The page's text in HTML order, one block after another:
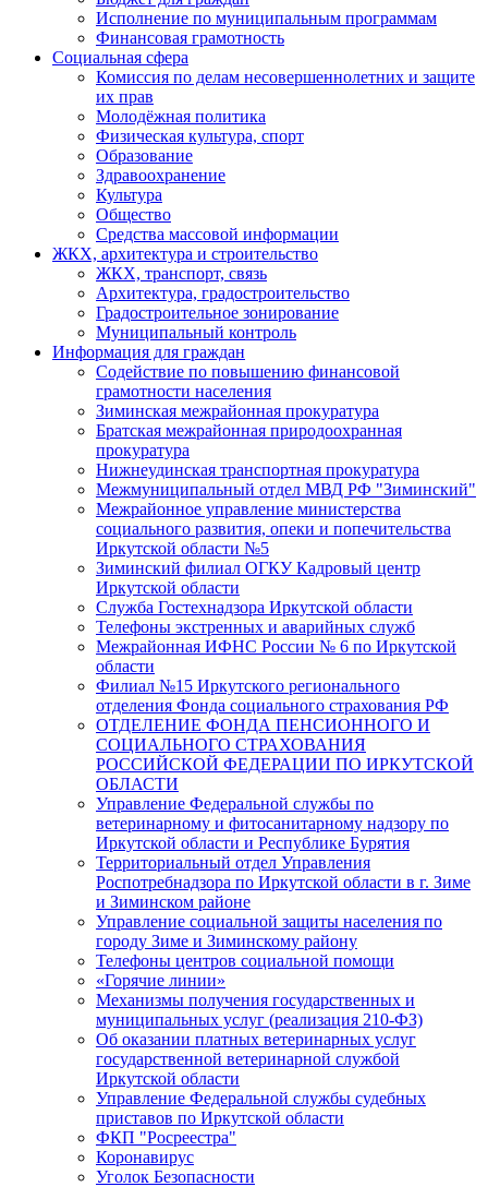
Исполнение по муниципальным программам
Финансовая грамотность
Социальная сфера
Комиссия по делам несовершеннолетних и защите
их прав
Молодёжная политика
Физическая культура, спорт
Образование
Здравоохранение
Культура
Общество
Средства массовой информации
ЖКХ, архитектура и строительство
ЖКХ, транспорт, связь
Архитектура, градостроительство
Градостроительное зонирование
Муниципальный контроль
Информация для граждан
Содействие по повышению финансовой
грамотности населения
Зиминская межрайонная прокуратура
Братская межрайонная природоохранная
прокуратура
Нижнеудинская транспортная прокуратура
Межмуниципальный отдел МВД РФ "Зиминский"
Межрайонное управление министерства
социального развития, опеки и попечительства
Иркутской области №5
Зиминский филиал ОГКУ Кадровый центр
Иркутской области
Служба Гостехнадзора Иркутской области
Телефоны экстренных и аварийных служб
Межрайонная ИФНС России № 6 по Иркутской
области
Филиал №15 Иркутского регионального
отделения Фонда социального страхования РФ
ОТДЕЛЕНИЕ ФОНДА ПЕНСИОННОГО И
СОЦИАЛЬНОГО СТРАХОВАНИЯ
РОССИЙСКОЙ ФЕДЕРАЦИИ ПО ИРКУТСКОЙ
ОБЛАСТИ
Управление Федеральной службы по
ветеринарному и фитосанитарному надзору по
Иркутской области и Республике Бурятия
Территориальный отдел Управления
Роспотребнадзора по Иркутской области в г. Зиме
и Зиминском районе
Управление социальной защиты населения по
городу Зиме и Зиминскому району
Телефоны центров социальной помощи
«Горячие линии»
Механизмы получения государственных и
муниципальных услуг (реализация 210-ФЗ)
Об оказании платных ветеринарных услуг
государственной ветеринарной службой
Иркутской области
Управление Федеральной службы судебных
приставов по Иркутской области
ФКП "Росреестра"
Коронавирус
Уголок Безопасности